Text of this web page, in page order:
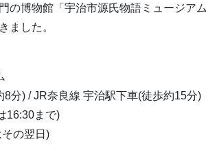
の博物館「宇治市源氏物語ミュージア
ました。
分) / JR奈良線 宇治駅下車(徒歩約15分)
16:30まで)
の翌日)